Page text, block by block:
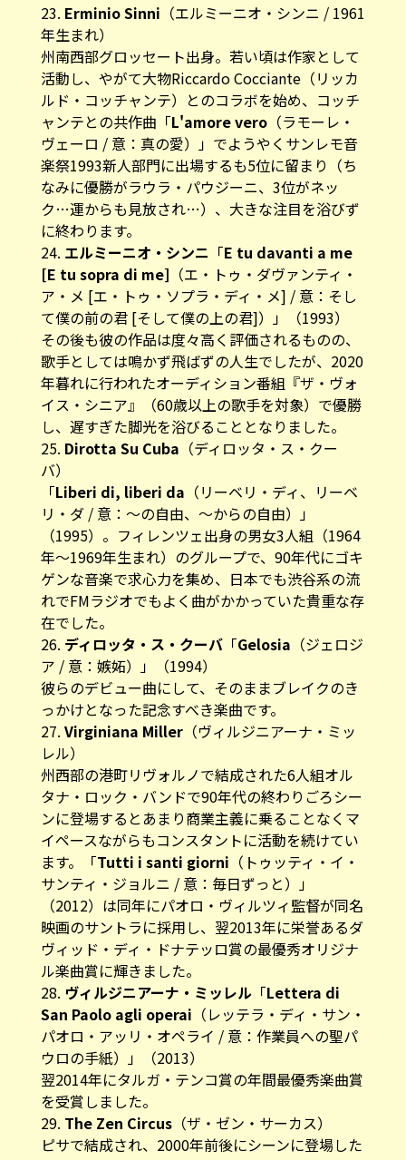
23. Erminio Sinni （エルミーニオ・シンニ / 1961
年生まれ）
州南西部グロッセート出身。若い頃は作家として
活動し、やがて大物Riccardo Cocciante（リッカ
ルド・コッチャンテ）とのコラボを始め、コッチ
ャンテとの共作曲「L'amore vero（ラモーレ・
ヴェーロ / 意：真の愛）」でようやくサンレモ音
楽祭1993新人部門に出場するも5位に留まり（ち
なみに優勝がラウラ・パウジーニ、3位がネッ
ク…運からも見放され…）、大きな注目を浴びず
に終わります。
24. エルミーニオ・シンニ 「E tu davanti a me
[E tu sopra di me] （エ・トゥ・ダヴァンティ・
ア・メ [エ・トゥ・ソプラ・ディ・メ] / 意：そし
て僕の前の君 [そして僕の上の君]）」（1993）
その後も彼の作品は度々高く評価されるものの、
歌手としては鳴かず飛ばずの人生でしたが、2020
年暮れに行われたオーディション番組『ザ・ヴォ
イス・シニア』（60歳以上の歌手を対象）で優勝
し、遅すぎた脚光を浴びることとなりました。
25. Dirotta Su Cuba （ディロッタ・ス・クー
バ）
「Liberi di, liberi da （リーベリ・ディ、リーベ
リ・ダ / 意：～の自由、～からの自由）」
（1995）。フィレンツェ出身の男女3人組（1964
年～1969年生まれ）のグループで、90年代にゴキ
ゲンな音楽で求心力を集め、日本でも渋谷系の流
れでFMラジオでもよく曲がかかっていた貴重な存
在でした。
26. ディロッタ・ス・クーバ「Gelosia （ジェロジ
ア / 意：嫉妬）」（1994）
彼らのデビュー曲にして、そのままブレイクのき
っかけとなった記念すべき楽曲です。
27. Virginiana Miller（ヴィルジニアーナ・ミッ
レル）
州西部の港町リヴォルノで結成された6人組オル
タナ・ロック・バンドで90年代の終わりごろシー
ンに登場するとあまり商業主義に乗ることなくマ
イペースながらもコンスタントに活動を続けてい
ます。「Tutti i santi giorni （トゥッティ・イ・
サンティ・ジョルニ / 意：毎日ずっと）」
（2012）は同年にパオロ・ヴィルツィ監督が同名
映画のサントラに採用し、翌2013年に栄誉あるダ
ヴィッド・ディ・ドナテッロ賞の最優秀オリジナ
ル楽曲賞に輝きました。
28. ヴィルジニアーナ・ミッレル「Lettera di
San Paolo agli operai （レッテラ・ディ・サン・
パオロ・アッリ・オペライ / 意：作業員への聖パ
ウロの手紙）」（2013）
翌2014年にタルガ・テンコ賞の年間最優秀楽曲賞
を受賞しました。
29. The Zen Circus（ザ・ゼン・サーカス）
ピサで結成され、2000年前後にシーンに登場した